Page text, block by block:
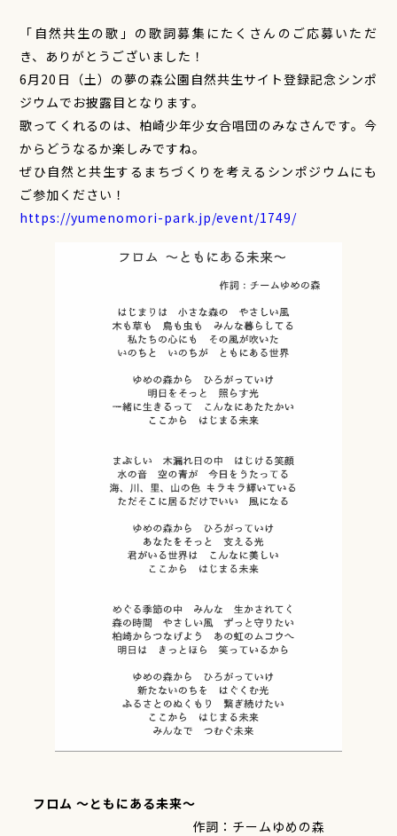
「自然共生の歌」の歌詞募集にたくさんのご応募いただ
き、ありがとうございました！
6月20日（土）の夢の森公園自然共生サイト登録記念シンポ
ジウムでお披露目となります。
歌ってくれるのは、柏崎少年少女合唱団のみなさんです。今
からどうなるか楽しみですね。
ぜひ自然と共生するまちづくりを考えるシンポジウムにも
ご参加ください！
https://yumenomori-park.jp/event/1749/
フロム ～ともにある未来～
作詞：チームゆめの森